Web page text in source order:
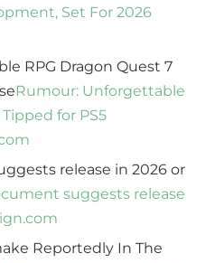
Set For 2026
RPG Dragon Quest 7
Rumour: Unforgettable
for PS5
release in 2026 or
suggests release
ign.com
Reportedly In The